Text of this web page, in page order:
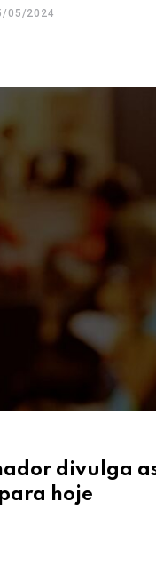
05/2024
divulga
hoje